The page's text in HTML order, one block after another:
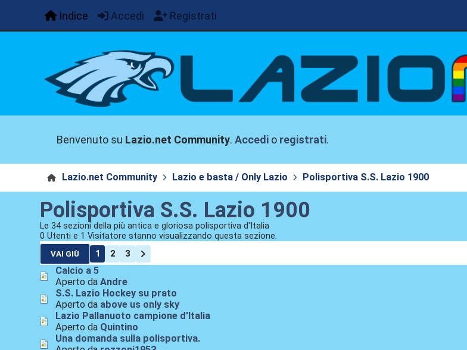
Indice Accedi Registrati
Benvenuto su Lazio.net Community.Accedi o registrati.
Lazio.net Community Lazio e basta / Only Lazio Polisportiva S.S. Lazio 1900
Polisportiva S.S. Lazio 1900
Le 34 sezioni della più antica e gloriosa polisportiva d'Italia
0 Utenti e 1 Visitatore stanno visualizzando questa sezione.
VAI GIÙ 1 2 3
Calcio a 5
Aperto daAndre
S.S. Lazio Hockey su prato
Aperto da above us only sky
Lazio Pallanuoto campione d'Italia
Aperto da Quintino
Una domanda sulla polisportiva.